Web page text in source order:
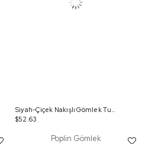
Siyah-Çiçek Nakışlı Gömlek Tunik
$52.63
Poplin Gömlek